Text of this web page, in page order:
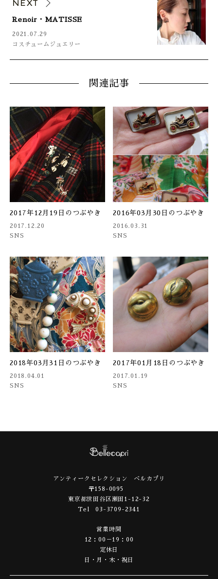
NEXT
Renoir・MATISSE
2021.07.29
コスチュームジュエリー
関連記事
2017年12月19日のつぶやき
2017.12.20
SNS
2016年03月30日のつぶやき
2016.03.31
SNS
2018年03月31日のつぶやき
2018.04.01
SNS
2017年01月18日のつぶやき
2017.01.19
SNS
アンティークセレクション ベルカプリ
〒158-0095
東京都世田谷区瀬田1-12-32
Tel 03-3709-2341
営業時間
12：00－19：00
定休日
日・月・木・祝日